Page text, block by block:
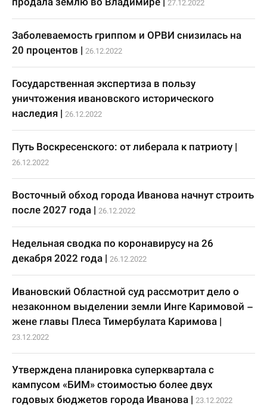
27.12.2022
Заболеваемость гриппом и ОРВИ снизилась на
20 процентов | 26.12.2022
Государственная экспертиза в пользу
уничтожения ивановского исторического
наследия | 26.12.2022
Путь Воскресенского: от либерала к патриоту |
26.12.2022
Восточный обход города Иванова начнут строить
после 2027 года | 26.12.2022
Недельная сводка по коронавирусу на 26
декабря 2022 года | 26.12.2022
Ивановский Областной суд рассмотрит дело о
незаконном выделении земли Инге Каримовой –
жене главы Плеса Тимербулата Каримова |
23.12.2022
Утверждена планировка суперквартала с
кампусом «БИМ» стоимостью более двух
годовых бюджетов города Иванова | 23.12.2022